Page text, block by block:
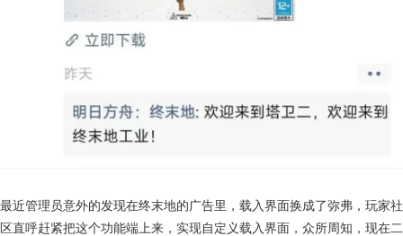
最近管理员意外的发现在终末地的广告里，载入界面换成了弥弗，玩家社
区直呼赶紧把这个功能端上来，实现自定义载入界面，众所周知，现在二